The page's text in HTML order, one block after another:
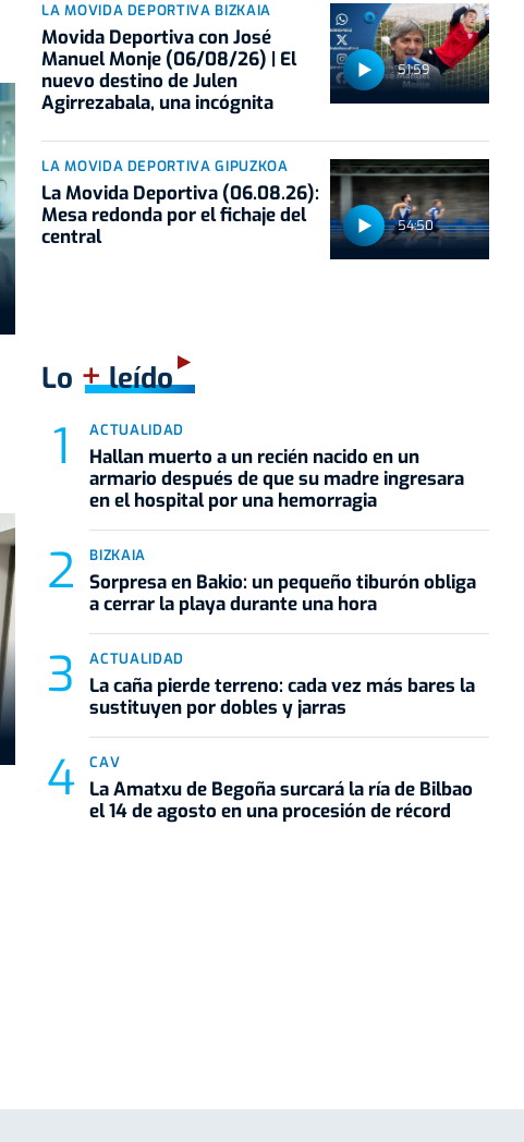
51:59
LA MOVIDA DEPORTIVA BIZKAIA
Movida Deportiva con José
Manuel Monje (06/08/26) | El
nuevo destino de Julen
Agirrezabala, una incógnita
54:50
LA MOVIDA DEPORTIVA GIPUZKOA
La Movida Deportiva (06.08.26):
Mesa redonda por el fichaje del
central
Lo +leído
ACTUALIDAD
Hallan muerto a un recién nacido en un
armario después de que su madre ingresara
en el hospital por una hemorragia
BIZKAIA
Sorpresa en Bakio: un pequeño tiburón obliga
a cerrar la playa durante una hora
ACTUALIDAD
La caña pierde terreno: cada vez más bares la
sustituyen por dobles y jarras
CAV
La Amatxu de Begoña surcará la ría de Bilbao
el 14 de agosto en una procesión de récord